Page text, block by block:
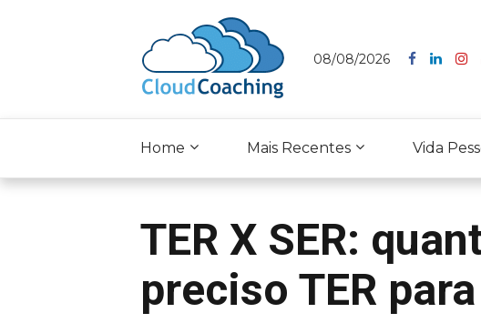
08/08/2026
Home Mais Recentes Vida
TER X SER:
preciso TER para